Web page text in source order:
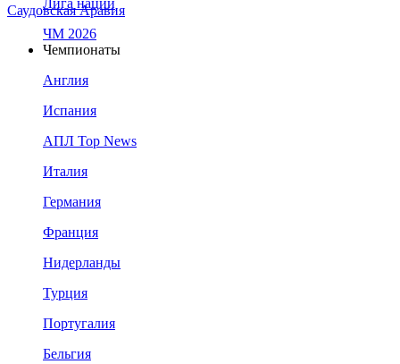
Саудовская Аравия
Лига наций
ЧМ 2026
Чемпионаты
Англия
Испания
АПЛ Top News
Италия
Германия
Франция
Нидерланды
Турция
Португалия
Бельгия